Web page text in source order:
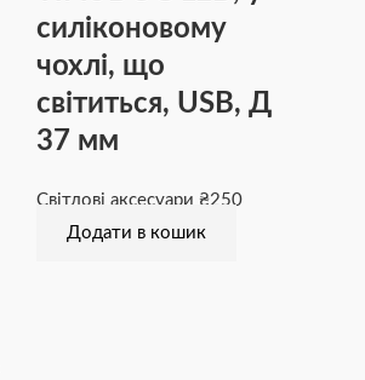
силіконовому
чохлі, що
світиться, USB, Д
37 мм
Світлові аксесуари₴250
Додати в кошик